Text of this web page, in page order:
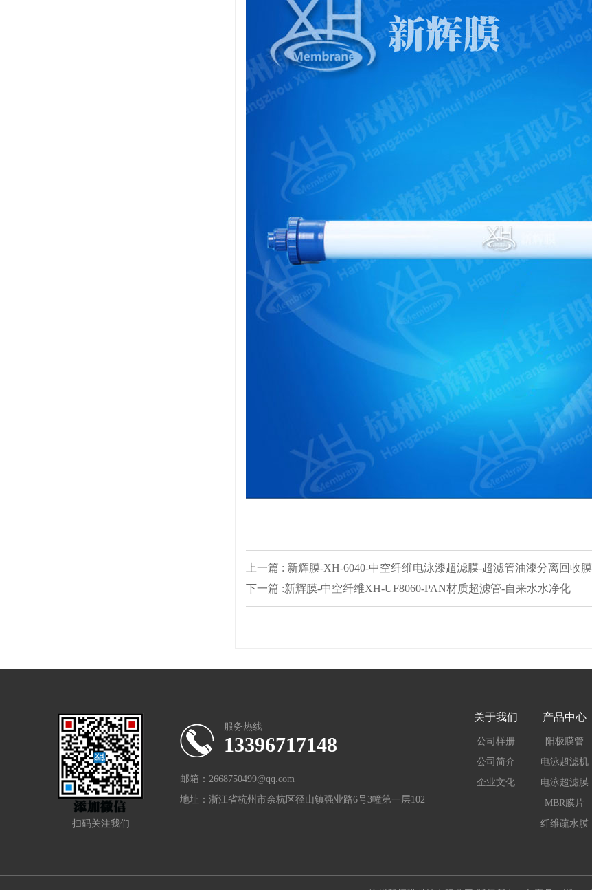
上一篇 : 新辉膜-XH-6040-中空纤维电泳漆超滤膜-超滤管油漆分离回收膜
下一篇 :新辉膜-中空纤维XH-UF8060-PAN材质超滤管-自来水水净化
扫码关注我们
服务热线
13396717148
邮箱：2668750499@qq.com
地址：浙江省杭州市余杭区径山镇强业路6号3幢第一层102
关于我们
公司样册
公司简介
企业文化
产品中心
阳极膜管
电泳超滤机
电泳超滤膜
MBR膜片
纤维疏水膜